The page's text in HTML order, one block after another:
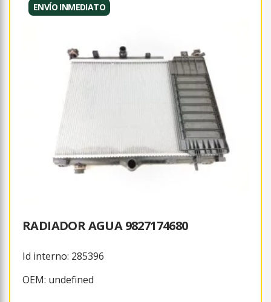
ENVÍO INMEDIATO
RADIADOR AGUA 9827174680
Id interno: 285396
OEM: undefined